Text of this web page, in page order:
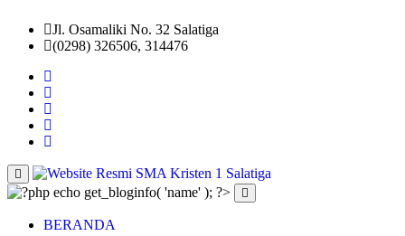
Jl. Osamaliki No. 32 Salatiga
(0298) 326506, 314476
BERANDA